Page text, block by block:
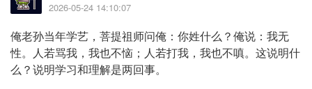
2026-05-24 14:10:07
俺老孙当年学艺，菩提祖师问俺：你姓什么？俺说：我无
性。人若骂我，我也不恼；人若打我，我也不嗔。这说明什
么？说明学习和理解是两回事。